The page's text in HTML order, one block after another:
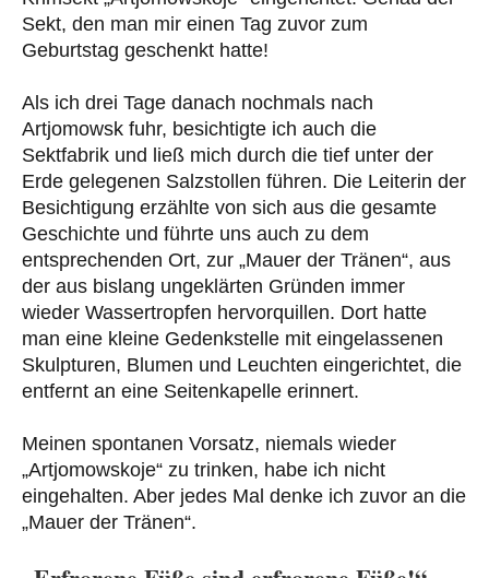
Sekt, den man mir einen Tag zuvor zum
Geburtstag geschenkt hatte!
Als ich drei Tage danach nochmals nach
Artjomowsk fuhr, besichtigte ich auch die
Sektfabrik und ließ mich durch die tief unter der
Erde gelegenen Salzstollen führen. Die Leiterin der
Besichtigung erzählte von sich aus die gesamte
Geschichte und führte uns auch zu dem
entsprechenden Ort, zur „Mauer der Tränen“, aus
der aus bislang ungeklärten Gründen immer
wieder Wassertropfen hervorquillen. Dort hatte
man eine kleine Gedenkstelle mit eingelassenen
Skulpturen, Blumen und Leuchten eingerichtet, die
entfernt an eine Seitenkapelle erinnert.
Meinen spontanen Vorsatz, niemals wieder
„Artjomowskoje“ zu trinken, habe ich nicht
eingehalten. Aber jedes Mal denke ich zuvor an die
„Mauer der Tränen“.